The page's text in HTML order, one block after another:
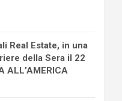
Real Estate, in una
della Sera il 22
ALL’AMERICA